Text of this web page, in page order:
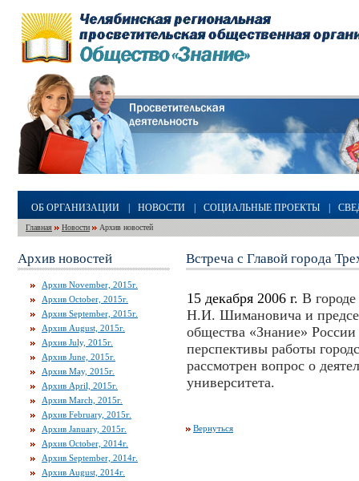
ОБ ОРГАНИЗАЦИИ НОВОСТИ СОЦИАЛЬНЫЕ ПРОЕКТЫ
Главная Новости Архив новостей
Архив новостей
Архив November, 2015г.
Архив October, 2015г.
Архив September, 2015г.
Архив August, 2015г.
Архив July, 2015г.
Архив June, 2015г.
Архив May, 2015г.
Архив April, 2015г.
Архив March, 2015г.
Архив February, 2015г.
Архив January, 2015г.
Архив October, 2014г.
Архив September, 2014г.
Архив August, 2014г.
Встреча с Главой города
15 декабря 2006 г. В городе
Н.И. Шимановича и
общества «Знание»
перспективы работы
рассмотрен вопрос о
университета.
Вернуться